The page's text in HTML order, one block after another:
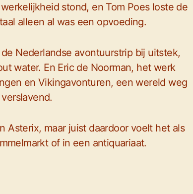
stond, en Tom Poes loste de
alleen al was een opvoeding.
Nederlandse avontuurstrip bij uitstek,
water. En Eric de Noorman, het werk
en Vikingavonturen, een wereld weg
Asterix, maar juist daardoor voelt het als
of in een antiquariaat.